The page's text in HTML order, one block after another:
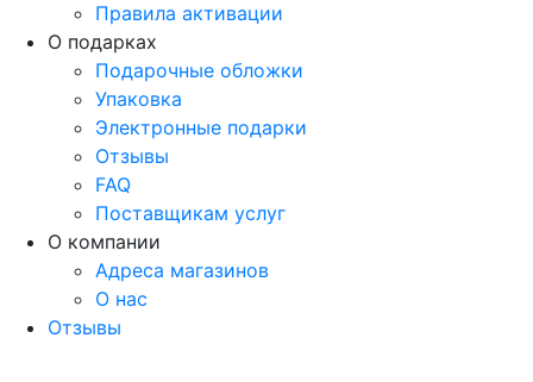
Правила активации
О подарках
Подарочные обложки
Упаковка
Электронные подарки
Отзывы
FAQ
Поставщикам услуг
О компании
Адреса магазинов
О нас
Отзывы